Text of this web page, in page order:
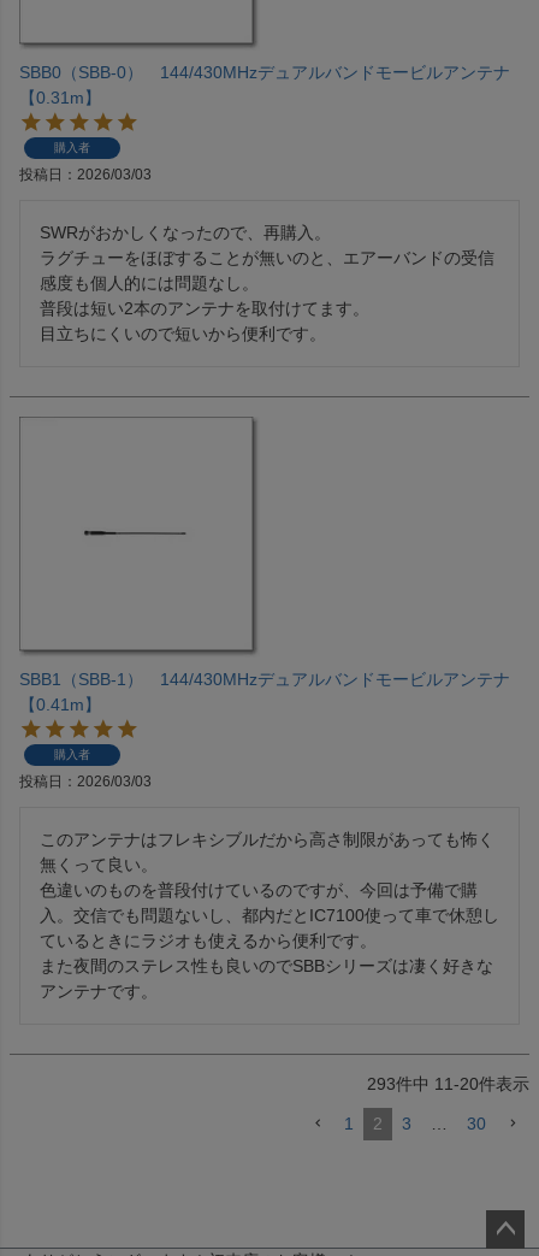
SBB0（SBB-0） 144/430MHzデュアルバンドモービルアンテナ
【0.31m】
購入者
投稿日 2026/03/03
SWRがおかしくなったので、再購入。
ラグチューをほぼすることが無いのと、エアーバンドの受信
感度も個人的には問題なし。
普段は短い2本のアンテナを取付けてます。
目立ちにくいので短いから便利です。
SBB1（SBB-1） 144/430MHzデュアルバンドモービルアンテナ
【0.41m】
購入者
投稿日 2026/03/03
このアンテナはフレキシブルだから高さ制限があっても怖く
無くって良い。
色違いのものを普段付けているのですが、今回は予備で購
入。交信でも問題ないし、都内だとIC7100使って車で休憩し
ているときにラジオも使えるから便利です。
また夜間のステレス性も良いのでSBBシリーズは凄く好きな
アンテナです。
293件中 11-20件表示
1 2 3 30